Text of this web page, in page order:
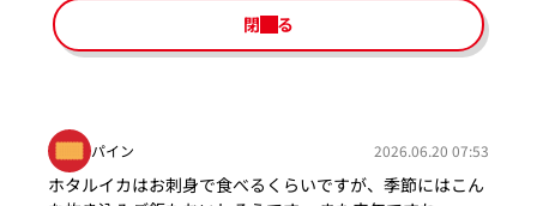
閉じる
パイン 2026.06.20 07:53
ホタルイカはお刺身で食べるくらいですが、季節にはこん